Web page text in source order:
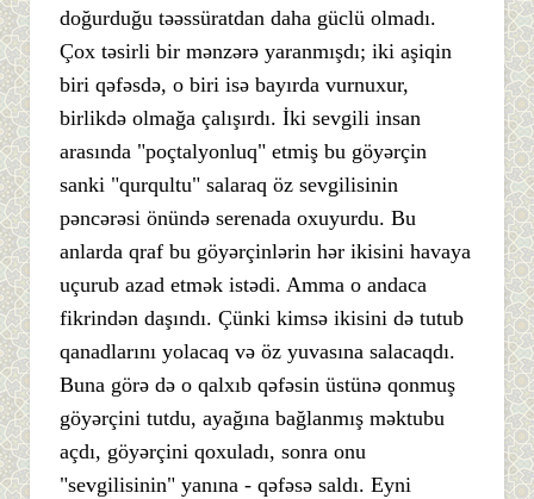
doğurduğu təəssüratdan daha güclü olmadı.
Çox təsirli bir mənzərə yaranmışdı; iki aşiqin
biri qəfəsdə, o biri isə bayırda vurnuxur,
birlikdə olmağa çalışırdı. İki sevgili insan
arasında "poçtalyonluq" etmiş bu göyərçin
sanki "qurqultu" salaraq öz sevgilisinin
pəncərəsi önündə serenada oxuyurdu. Bu
anlarda qraf bu göyərçinlərin hər ikisini havaya
uçurub azad etmək istədi. Amma o andaca
fikrindən daşındı. Çünki kimsə ikisini də tutub
qanadlarını yolacaq və öz yuvasına salacaqdı.
Buna görə də o qalxıb qəfəsin üstünə qonmuş
göyərçini tutdu, ayağına bağlanmış məktubu
açdı, göyərçini qoxuladı, sonra onu
"sevgilisinin" yanına - qəfəsə saldı. Eyni